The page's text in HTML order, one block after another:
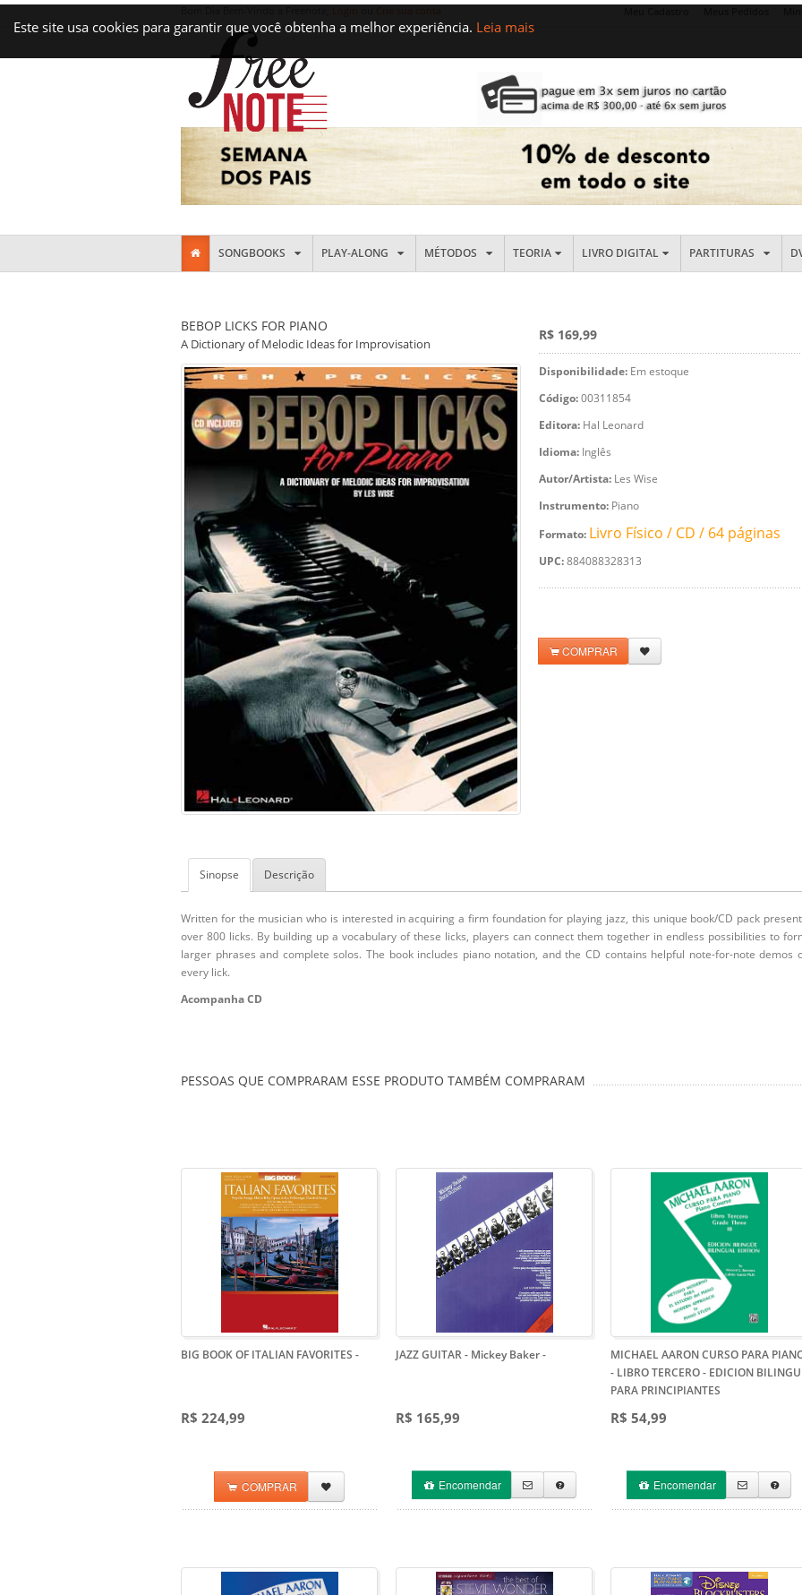
Este site usa cookies para garantir que você obtenha a melhor experiência. Leia mais
SONGBOOKS PLAY-ALONG MÉTODOS TEORIA LIVRO DIGITAL PARTITURAS
BEBOP LICKS FOR PIANO
A Dictionary of Melodic Ideas for Improvisation
R$ 169,99
Disponibilidade: Em estoque
Código:00311854
Editora: Hal Leonard
Idioma: Inglês
Autor/Artista: Les Wise
Instrumento: Piano
Formato: Livro Físico / CD / 64 páginas
UPC:884088328313
COMPRAR
Sinopse Descrição
Written for the musician who is interested in acquiring a firm foundation for playing jazz, this unique book/CD pack
over 800 licks. By building up a vocabulary of these licks, players can connect them together in endless possibilities to
larger phrases and complete solos. The book includes piano notation, and the CD contains helpful note-for-note demos
every lick.
Acompanha CD
PESSOAS QUE COMPRARAM ESSE PRODUTO TAMBÉM COMPRARAM
BIG BOOK OF ITALIAN FAVORITES -
R$ 224,99
COMPRAR
JAZZ GUITAR - Mickey Baker-
R$ 165,99
Encomendar
MICHAEL AARON CURSO PARA
- LIBRO TERCERO- EDICION
PARA PRINCIPIANTES
R$ 54,99
Encomendar